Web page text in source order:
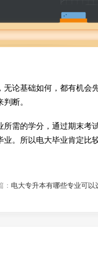
论基础如何，都有机会
断。
所需的学分，通过期末考
业。所以电大毕业肯定比
： 电大专升本有哪些专业可以